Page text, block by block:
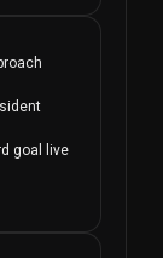
goal live